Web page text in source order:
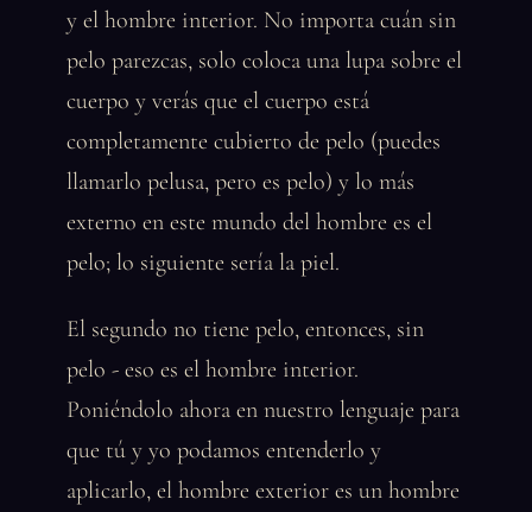
y el hombre interior. No importa cuán sin
pelo parezcas, solo coloca una lupa sobre el
cuerpo y verás que el cuerpo está
completamente cubierto de pelo (puedes
llamarlo pelusa, pero es pelo) y lo más
externo en este mundo del hombre es el
pelo; lo siguiente sería la piel.
El segundo no tiene pelo, entonces, sin
pelo - eso es el hombre interior.
Poniéndolo ahora en nuestro lenguaje para
que tú y yo podamos entenderlo y
aplicarlo, el hombre exterior es un hombre